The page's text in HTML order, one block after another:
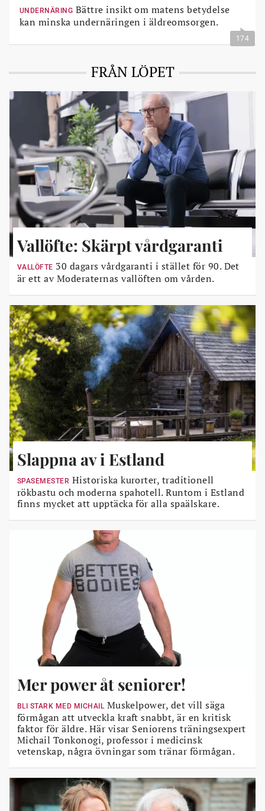
UNDERNÄRING Bättre insikt om matens betydelse
kan minska undernäringen i äldreomsorgen.
174
FRÅN LÖPET
Vallöfte: Skärpt vårdgaranti
VALLÖFTE 30 dagars vårdgaranti i stället för 90. Det
är ett av Moderaternas vallöften om vården.
Slappna av i Estland
SPASEMESTER Historiska kurorter, traditionell
rökbastu och moderna spahotell. Runtom i Estland
finns mycket att upptäcka för alla spaälskare.
Mer power åt seniorer!
BLI STARK MED MICHAILMuskelpower, det vill säga
förmågan att utveckla kraft snabbt, är en kritisk
faktor för äldre. Här visar Seniorens träningsexpert
Michail Tonkonogi, professor i medicinsk
vetenskap, några övningar som tränar förmågan.